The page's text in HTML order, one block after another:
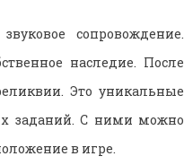
сопровождение.
наследие. После
Это уникальные
заданий. С ними можно
в игре.